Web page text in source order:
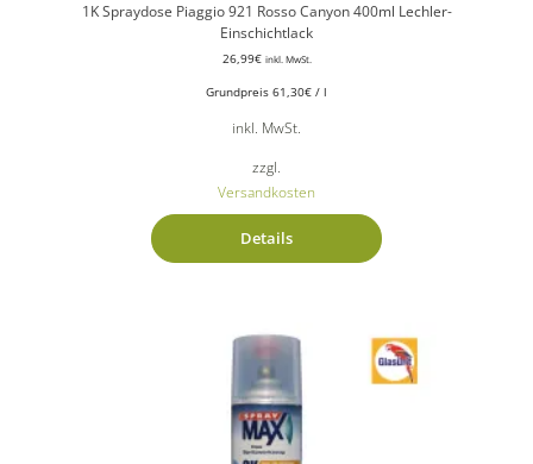
1K Spraydose Piaggio 921 Rosso Canyon 400ml Lechler-
Einschichtlack
26,99€ inkl. MwSt.
Grundpreis 61,30€ / l
inkl. MwSt.
zzgl.
Versandkosten
Details